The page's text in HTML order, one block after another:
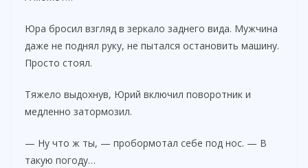
Юра бросил взгляд в зеркало заднего вида. Мужчина
даже не поднял руку, не пытался остановить машину.
Просто стоял.
Тяжело выдохнув, Юрий включил поворотник и
медленно затормозил.
— Ну что ж ты, — пробормотал себе под нос. — В
такую погоду…